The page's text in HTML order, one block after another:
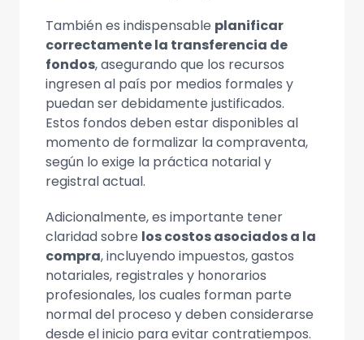
También es indispensable planificar
correctamente la transferencia de
fondos, asegurando que los recursos
ingresen al país por medios formales y
puedan ser debidamente justificados.
Estos fondos deben estar disponibles al
momento de formalizar la compraventa,
según lo exige la práctica notarial y
registral actual.
Adicionalmente, es importante tener
claridad sobre los costos asociados a la
compra, incluyendo impuestos, gastos
notariales, registrales y honorarios
profesionales, los cuales forman parte
normal del proceso y deben considerarse
desde el inicio para evitar contratiempos.